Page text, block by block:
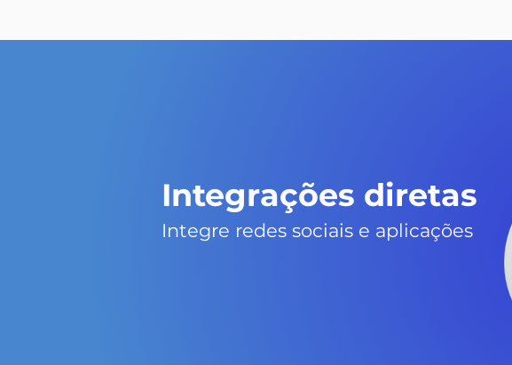
Integrações diretas
Integre redes sociais e aplicações